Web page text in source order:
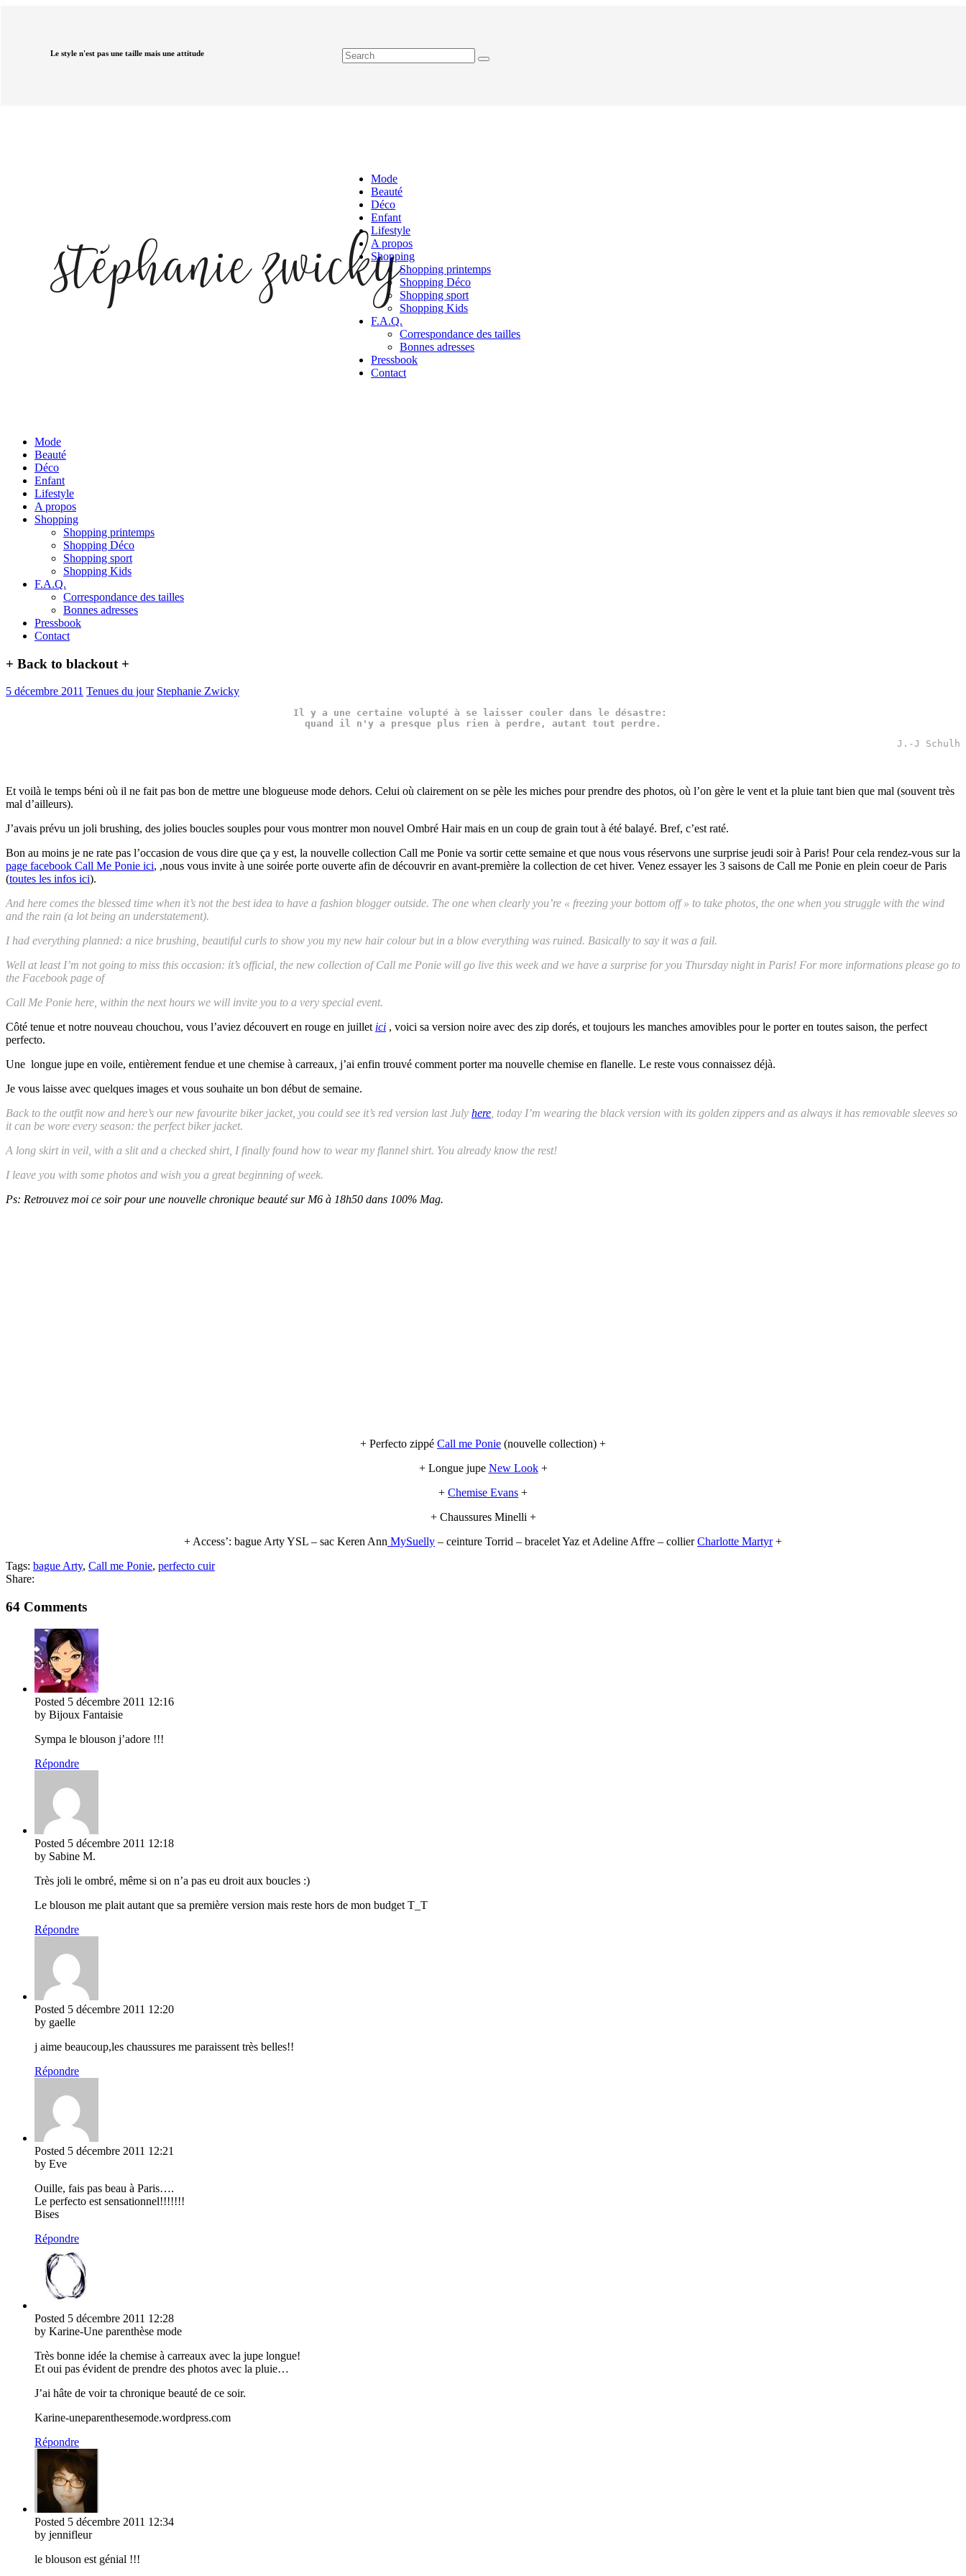
Le style n'est pas une taille mais une attitude
Mode
Beauté
Déco
Enfant
Lifestyle
A propos
Shopping
Shopping printemps
Shopping Déco
Shopping sport
Shopping Kids
F.A.Q.
Correspondance des tailles
Bonnes adresses
Pressbook
Contact
Mode
Beauté
Déco
Enfant
Lifestyle
A propos
Shopping
Shopping printemps
Shopping Déco
Shopping sport
Shopping Kids
F.A.Q.
Correspondance des tailles
Bonnes adresses
Pressbook
Contact
+ Back to blackout +
5 décembre 2011 Tenues du jour Stephanie Zwicky
Il y a une certaine volupté à se laisser couler dans le désastre:
quand il n'y a presque plus rien à perdre, autant tout perdre.
J.-J Schulh
Et voilà le temps béni où il ne fait pas bon de mettre une blogueuse mode dehors. Celui où clairement on se pèle les miches pour prendre des photos, où l’on gère le vent et la pluie tant bien que mal (souvent très
mal d’ailleurs).
J’avais prévu un joli brushing, des jolies boucles souples pour vous montrer mon nouvel Ombré Hair mais en un coup de grain tout à été balayé. Bref, c’est raté.
Bon au moins je ne rate pas l’occasion de vous dire que ça y est, la nouvelle collection Call me Ponie va sortir cette semaine et que nous vous réservons une surprise jeudi soir à Paris! Pour cela rendez-vous sur la
page facebook Call Me Ponie ici, ,nous vous invite à une soirée porte ouverte afin de découvrir en avant-première la collection de cet hiver. Venez essayer les 3 saisons de Call me Ponie en plein coeur de Paris
(toutes les infos ici).
And here comes the blessed time when it’s not the best idea to have a fashion blogger outside. The one when clearly you’re « freezing your bottom off » to take photos, the one when you struggle with the wind
and the rain (a lot being an understatement).
I had everything planned: a nice brushing, beautiful curls to show you my new hair colour but in a blow everything was ruined. Basically to say it was a fail.
Well at least I’m not going to miss this occasion: it’s official, the new collection of Call me Ponie will go live this week and we have a surprise for you Thursday night in Paris! For more informations please go to
the Facebook page of
Call Me Ponie here, within the next hours we will invite you to a very special event.
Côté tenue et notre nouveau chouchou, vous l’aviez découvert en rouge en juillet ici , voici sa version noire avec des zip dorés, et toujours les manches amovibles pour le porter en toutes saison, the perfect
perfecto.
Une longue jupe en voile, entièrement fendue et une chemise à carreaux, j’ai enfin trouvé comment porter ma nouvelle chemise en flanelle. Le reste vous connaissez déjà.
Je vous laisse avec quelques images et vous souhaite un bon début de semaine.
Back to the outfit now and here’s our new favourite biker jacket, you could see it’s red version last July here , today I’m wearing the black version with its golden zippers and as always it has removable sleeves so
it can be wore every season: the perfect biker jacket.
A long skirt in veil, with a slit and a checked shirt, I finally found how to wear my flannel shirt. You already know the rest!
I leave you with some photos and wish you a great beginning of week.
Ps: Retrouvez moi ce soir pour une nouvelle chronique beauté sur M6 à 18h50 dans 100% Mag.
+ Perfecto zippé Call me Ponie (nouvelle collection) +
+ Longue jupe New Look+
+ Chemise Evans +
+ Chaussures Minelli +
+ Access’: bague Arty YSL – sac Keren Ann MySuelly – ceinture Torrid – bracelet Yaz et Adeline Affre – collierCharlotte Martyr+
Tags: bague Arty, Call me Ponie, perfecto cuir
Share:
64 Comments
Posted 5 décembre 2011 12:16
by Bijoux Fantaisie
Sympa le blouson j’adore !!!
Répondre
Posted 5 décembre 2011 12:18
by Sabine M.
Très joli le ombré, même si on n’a pas eu droit aux boucles :)
Le blouson me plait autant que sa première version mais reste hors de mon budget T_T
Répondre
Posted 5 décembre 2011 12:20
by gaelle
j aime beaucoup,les chaussures me paraissent très belles!!
Répondre
Posted 5 décembre 2011 12:21
by Eve
Ouille, fais pas beau à Paris….
Le perfecto est sensationnel!!!!!!!
Bises
Répondre
Posted 5 décembre 2011 12:28
by Karine-Une parenthèse mode
Très bonne idée la chemise à carreaux avec la jupe longue!
Et oui pas évident de prendre des photos avec la pluie…
J’ai hâte de voir ta chronique beauté de ce soir.
Karine-uneparenthesemode.wordpress.com
Répondre
Posted 5 décembre 2011 12:34
by jennifleur
le blouson est génial !!!